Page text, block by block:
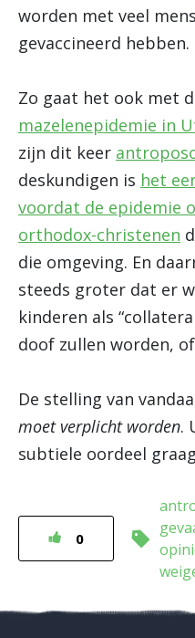
worden met veel
gevaccineerd hebben.
Zo gaat het ook met
mazelenepidemie in
zijn dit keer
deskundigen is het
voordat de epidemie
orthodox-christenen
die omgeving. En
steeds groter dat er
kinderen als
doof zullen worden,
De stelling van
moet verplicht worden.
subtiele oordeel
0